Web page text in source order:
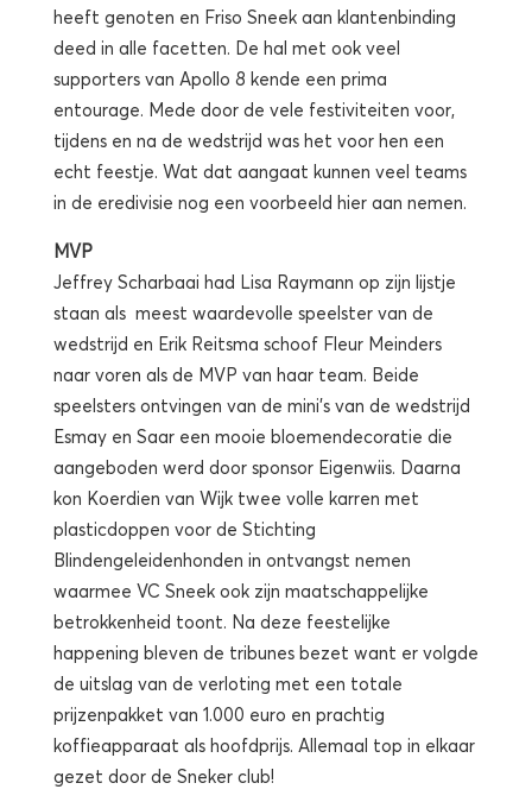
heeft genoten en Friso Sneek aan klantenbinding
deed in alle facetten. De hal met ook veel
supporters van Apollo 8 kende een prima
entourage. Mede door de vele festiviteiten voor,
tijdens en na de wedstrijd was het voor hen een
echt feestje. Wat dat aangaat kunnen veel teams
in de eredivisie nog een voorbeeld hier aan nemen.
MVP
Jeffrey Scharbaai had Lisa Raymann op zijn lijstje
staan als meest waardevolle speelster van de
wedstrijd en Erik Reitsma schoof Fleur Meinders
naar voren als de MVP van haar team. Beide
speelsters ontvingen van de mini’s van de wedstrijd
Esmay en Saar een mooie bloemendecoratie die
aangeboden werd door sponsor Eigenwiis. Daarna
kon Koerdien van Wijk twee volle karren met
plasticdoppen voor de Stichting
Blindengeleidenhonden in ontvangst nemen
waarmee VC Sneek ook zijn maatschappelijke
betrokkenheid toont. Na deze feestelijke
happening bleven de tribunes bezet want er volgde
de uitslag van de verloting met een totale
prijzenpakket van 1.000 euro en prachtig
koffieapparaat als hoofdprijs. Allemaal top in elkaar
gezet door de Sneker club!